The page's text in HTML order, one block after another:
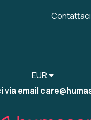
Contattaci
EUR
email